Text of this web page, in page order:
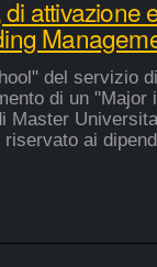
attivazione
del servizio
di un "Major
Master
ai